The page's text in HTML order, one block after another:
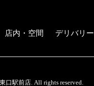
店内・空間 デリバリー
駅前店. All rights reserved.